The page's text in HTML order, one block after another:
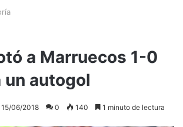
a Marruecos 1-0
un autogol
15/06/2018 0 140 1 minuto de lectura